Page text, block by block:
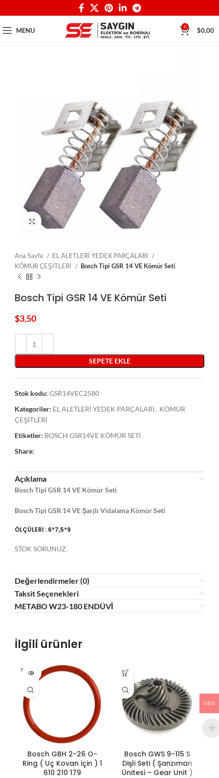
MENU 0 $0,00
Click to enlarge
Ana Sayfa
EL ALETLERİ YEDEK PARÇALARI
KÖMÜR ÇEŞİTLERİ
Bosch Tipi GSR 14 VE Kömür Seti
Bosch Tipi GSR 14 VE Kömür Seti
$3,50
SEPETE EKLE
Stok kodu: GSR14VEC2580
Kategoriler: EL ALETLERİ YEDEK PARÇALARI , KÖMÜR
ÇEŞİTLERİ
Etiketler: BOSCH GSR14VE KÖMÜR SETİ
Share:
Açıklama
Bosch Tipi GSR 14 VE Kömür Seti
Bosch Tipi GSR 14 VE Şarjlı Vidalama Kömür Seti
ÖLÇÜLERİ : 6*7,5*9
STOK SORUNUZ.
Değerlendirmeler (0)
Taksit Seçenekleri
METABO W23-180 ENDÜVİ
İlgili ürünler
SOLD O
UT
Bosch GBH 2-26 O-
Ring ( Uç Kovan için ) 1
610 210 179
Bosch GWS 9-115 S
Dişli Seti ( Şanzıman
Ünitesi – Gear Unit )
USD